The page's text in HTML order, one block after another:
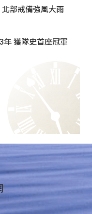
部戒備強風大雨
年 獲隊史首座冠軍